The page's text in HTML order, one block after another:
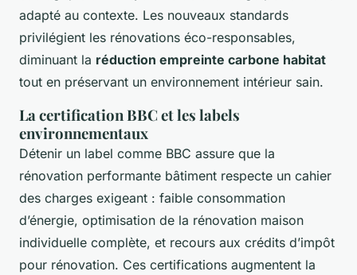
adapté au contexte. Les nouveaux standards
privilégient les rénovations éco-responsables,
diminuant la réduction empreinte carbone habitat
tout en préservant un environnement intérieur sain.
La certification BBC et les labels
environnementaux
Détenir un label comme BBC assure que la
rénovation performante bâtiment respecte un cahier
des charges exigeant : faible consommation
d’énergie, optimisation de la rénovation maison
individuelle complète, et recours aux crédits d’impôt
pour rénovation. Ces certifications augmentent la